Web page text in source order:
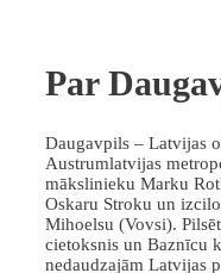
Par
Daugavpils – Latvijas
Austrumlatvijas
mākslinieku Marku
Oskaru Stroku un
Mihoelsu (Vovsi).
cietoksnis un Baznīcu
nedaudzajām Latvijas